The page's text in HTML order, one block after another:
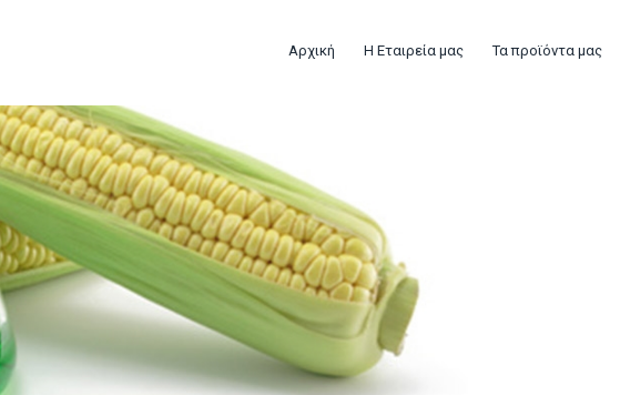
Αρχική Η Εταιρεία μας Τα προϊόντα μας